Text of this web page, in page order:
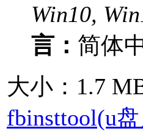
Win10,
言： 简体
大小：1.7
fbinsttool(u